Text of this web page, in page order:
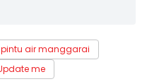
pintu air manggarai
me